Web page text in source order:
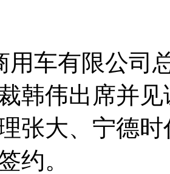
车有限公司
韩伟出席并
张大、宁德
约。